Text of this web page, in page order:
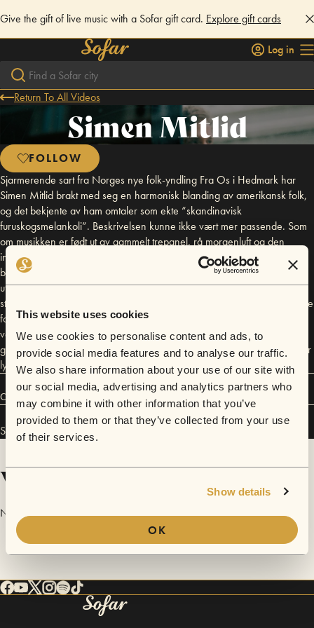
This website uses cookies
We use cookies to personalise content and ads, to
provide social media features and to analyse our traffic.
We also share information about your use of our site with
our social media, advertising and analytics partners who
may combine it with other information that you’ve
provided to them or that they’ve collected from your use
of their services.
Show details
OK
Give the gift of live music with a Sofar gift card. Explore gift cards
Log in
Return To All Videos
Simen Mitlid
FOLLOW
Sjarmerende sart fra Norges nye folk-yndling Fra Os i Hedmark har
Simen Mitlid brakt med seg en harmonisk blanding av amerikansk folk,
og det bekjente av ham omtaler som ekte “skandinavisk
furuskogsmelankoli”. Beskrivelsen kunne ikke vært mer passende. Som
om musikken er født ut av gammelt trepanel, rå morgenluft og den
intime, alvorstunge stemningen furuskogen ofte bærer på. Simen Mitlid
ble ukas urørt med Guess I am losing my mind now våren 2015. Urørt
uttalte at han “treffer blink når han fokuserer på varme, stemme og
stemning. En ny singer/songwriter med siktepunkt på hjertet.” Den unge
folkpopperen er i stadig utvikling; den splitter nye singelen Vacation er
verdt å trekke frem som et lekent og naivistisk tilskudd. Singelen lover
godt for milde sommernetter og hyppige sykkelturer. Over 500 000 har
lyttet til den på Spotify, kanskje på tide at du også gjør det?
Connect
Simen Mitlid has performed in Sofar
Videos
No videos are available yet for Simen Mitlid.